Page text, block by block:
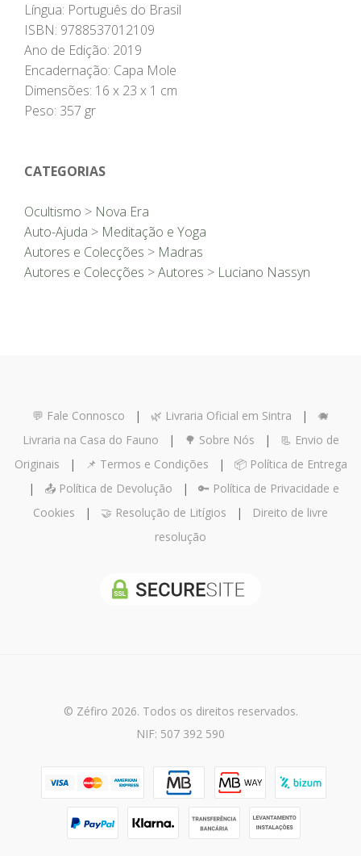
Língua: Português do Brasil
ISBN: 9788537012109
Ano de Edição: 2019
Encadernação: Capa Mole
Dimensões: 16 x 23 x 1 cm
Peso: 357 gr
CATEGORIAS
Ocultismo > Nova Era
Auto-Ajuda > Meditação e Yoga
Autores e Colecções > Madras
Autores e Colecções >Autores > Luciano Nassyn
💬 Fale Connosco | 🌿 Livraria Oficial em Sintra | 🐗
Livraria na Casa do Fauno | 🌳 Sobre Nós | 📃 Envio de
Originais | 📌 Termos e Condições | 📦 Política de Entrega
| 📤 Política de Devolução | 🔑 Política de Privacidade e
Cookies | 🤝 Resolução de Litígios |
Direito de livre
resolução
© Zéfiro 2026. Todos os direitos reservados.
NIF: 507 392 590